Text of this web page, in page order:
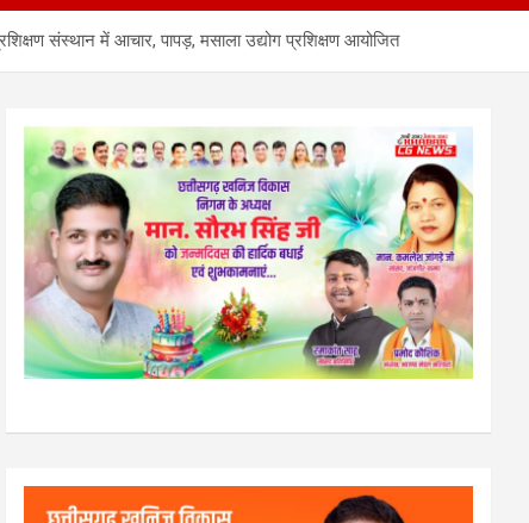
संस्थान में आचार, पापड़, मसाला उद्योग प्रशिक्षण आयोजित